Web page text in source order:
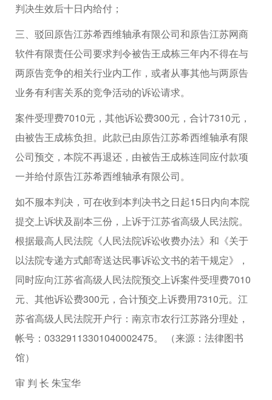
判决生效后十日内给付；
三、驳回原告江苏希西维轴承有限公司和原告江苏网商
软件有限责任公司要求判令被告王成栋三年内不得在与
两原告竞争的相关行业内工作，或者从事其他与两原告
业务有利害关系的竞争活动的诉讼请求。
案件受理费7010元，其他诉讼费300元，合计7310元，
由被告王成栋负担。此款已由原告江苏希西维轴承有限
公司预交，本院不再退还，由被告王成栋连同应付款项
一并给付原告江苏希西维轴承有限公司。
如不服本判决，可在收到本判决书之日起15日内向本院
提交上诉状及副本三份，上诉于江苏省高级人民法院。
根据最高人民法院《人民法院诉讼收费办法》和《关于
以法院专递方式邮寄送达民事诉讼文书的若干规定》，
同时应向江苏省高级人民法院预交上诉案件受理费7010
元、其他诉讼费300元，合计预交上诉费用7310元。江
苏省高级人民法院开户行：南京市农行江苏路分理处，
帐号：03329113301040002475。 （来源：法律图书
馆）
审 判 长 朱宝华